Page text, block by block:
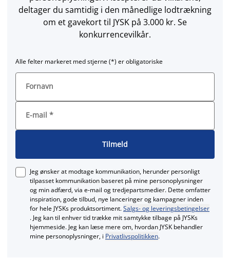
deltager du samtidig i den månedlige lodtrækning
om et gavekort til JYSK på 3.000 kr. Se
konkurrencevilkår.
Alle felter markeret med stjerne (*) er obligatoriske
Fornavn
E-mail *
Tilmeld
Jeg ønsker at modtage kommunikation, herunder personligt
tilpasset kommunikation baseret på mine personoplysninger
og min adfærd, via e‑mail og tredjepartsmedier. Dette omfatter
inspiration, gode tilbud, nye lanceringer og kampagner inden
for hele JYSKs produktsortiment.Salgs- og leveringsbetingelser
. Jeg kan til enhver tid trække mit samtykke tilbage på JYSKs
hjemmeside. Jeg kan læse mere om, hvordan JYSK behandler
mine personoplysninger, i Privatlivspolitikken.